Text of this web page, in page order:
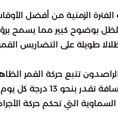
الفترة الزمنية من أفضل
بوضوح كبير مما يسمح
طويلة على التضاريس
تتبع حركة القمر
الشرق بمسافة
السماوية التي تحكم حركة